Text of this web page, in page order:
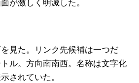
が激しく明滅した。
見た。リンク先候補は一つだ
ル。方向南南西。名称は文字化
されていた。